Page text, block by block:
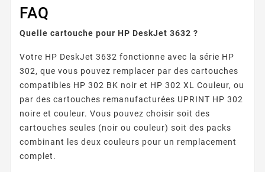
FAQ
Quelle cartouche pour HP DeskJet 3632 ?
Votre HP DeskJet 3632 fonctionne avec la série HP
302, que vous pouvez remplacer par des cartouches
compatibles HP 302 BK noir et HP 302 XL Couleur, ou
par des cartouches remanufacturées UPRINT HP 302
noire et couleur. Vous pouvez choisir soit des
cartouches seules (noir ou couleur) soit des packs
combinant les deux couleurs pour un remplacement
complet.